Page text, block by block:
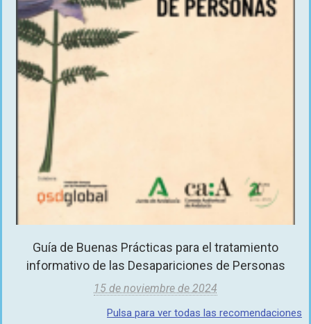
Guía de Buenas Prácticas para el tratamiento
informativo de las Desapariciones de Personas
15 de noviembre de 2024
Pulsa para ver todas las recomendaciones